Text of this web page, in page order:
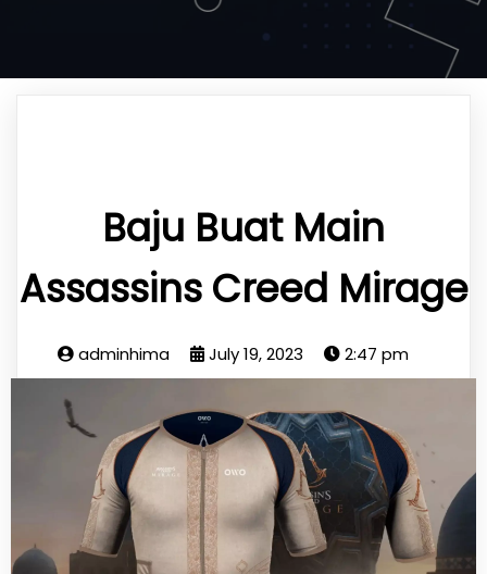
Baju Buat Main
Assassins Creed Mirage
adminhima July 19, 2023 2:47 pm